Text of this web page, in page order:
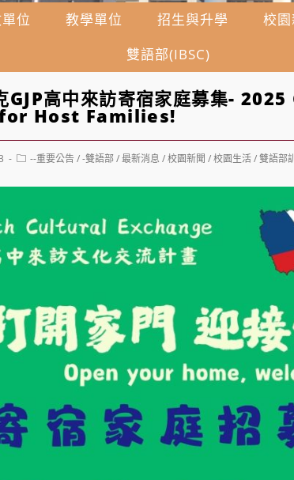
位 教學單位 招生與升學 校
雙語部(IBSC)
GJP高中來訪寄宿家庭募集-
Host Families!
Post--重要公告 / -雙語部 / 最新消息 / 校園新聞 / 校園生活 / 雙語部